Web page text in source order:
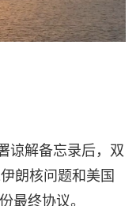
谅解备忘录后，双
朗核问题和美国
最终协议。